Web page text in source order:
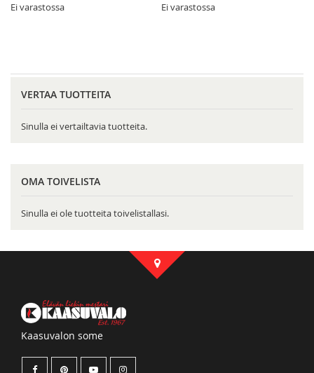
Ei varastossa Ei varastossa
VERTAA TUOTTEITA
Sinulla ei vertailtavia tuotteita.
OMA TOIVELISTA
Sinulla ei ole tuotteita toivelistallasi.
Kaasuvalon some